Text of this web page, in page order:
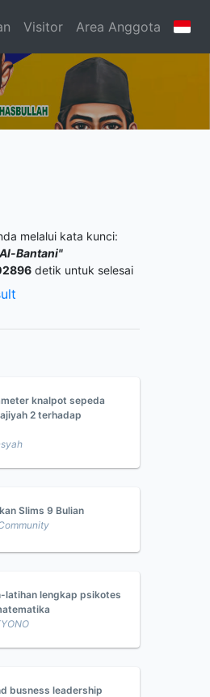
Visitor Area Anggota
melalui kata kunci:
Bantani"
detik untuk selesai
knalpot sepeda
2 terhadap
Slims 9 Bulian
latihan lengkap psikotes
busness leadership